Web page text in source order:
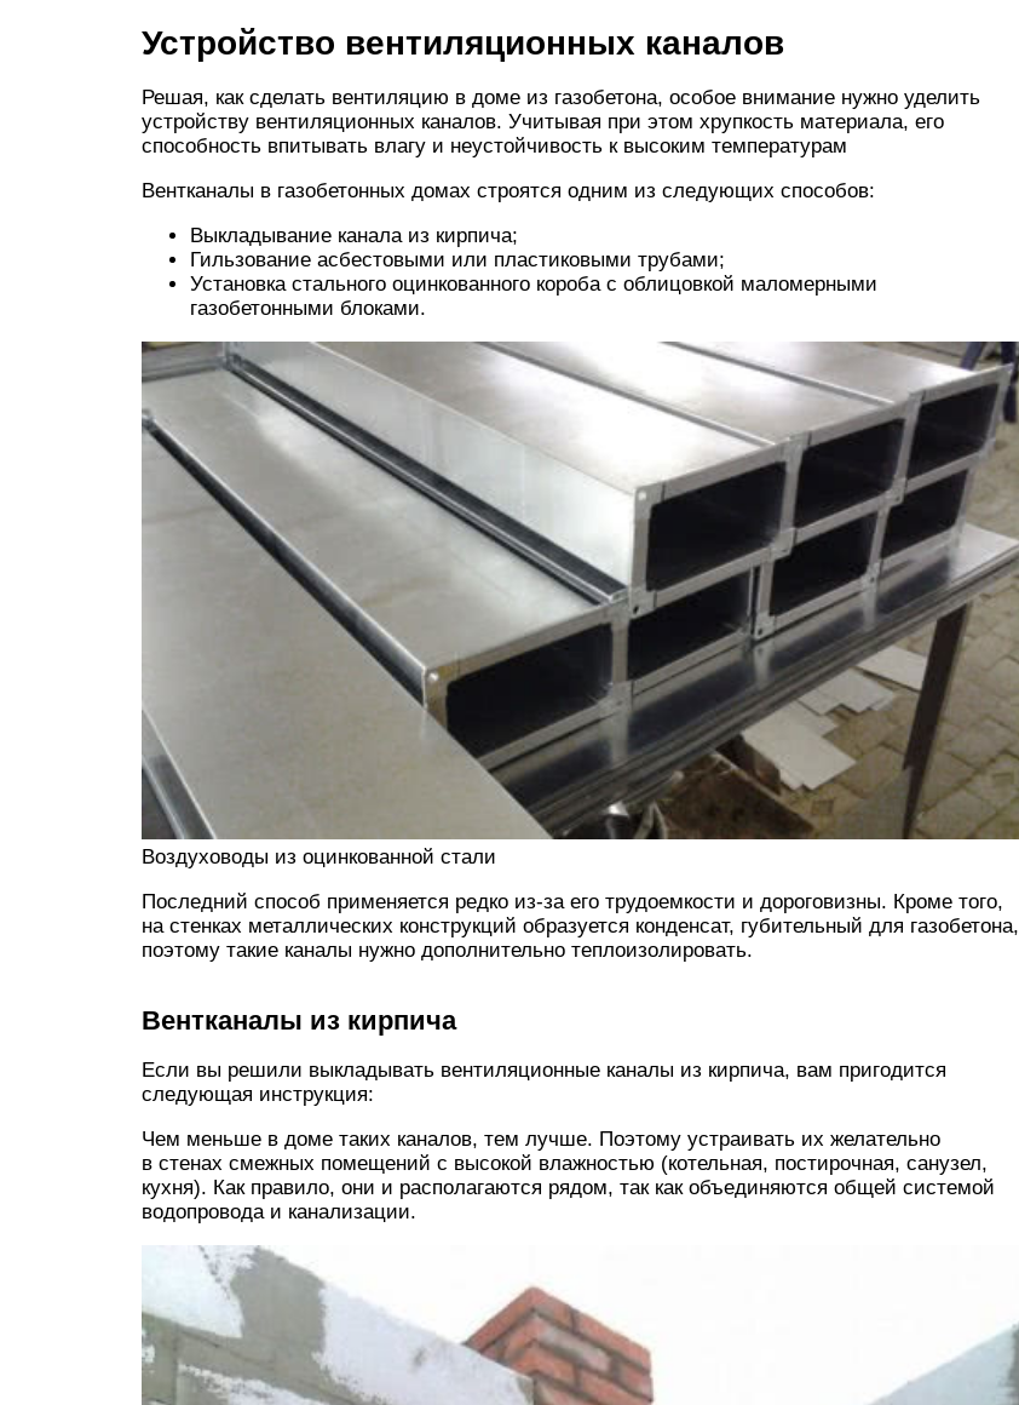
Устройство вентиляционных каналов
Решая, как сделать вентиляцию в доме из газобетона, особое внимание нужно уделить
устройству вентиляционных каналов. Учитывая при этом хрупкость материала, его
способность впитывать влагу и неустойчивость к высоким температурам
Вентканалы в газобетонных домах строятся одним из следующих способов:
Выкладывание канала из кирпича;
Гильзование асбестовыми или пластиковыми трубами;
Установка стального оцинкованного короба с облицовкой маломерными
газобетонными блоками.
Воздуховоды из оцинкованной стали
Последний способ применяется редко из-за его трудоемкости и дороговизны. Кроме того,
на стенках металлических конструкций образуется конденсат, губительный для газобетона,
поэтому такие каналы нужно дополнительно теплоизолировать.
Вентканалы из кирпича
Если вы решили выкладывать вентиляционные каналы из кирпича, вам пригодится
следующая инструкция:
Чем меньше в доме таких каналов, тем лучше. Поэтому устраивать их желательно
в стенах смежных помещений с высокой влажностью (котельная, постирочная, санузел,
кухня). Как правило, они и располагаются рядом, так как объединяются общей системой
водопровода и канализации.